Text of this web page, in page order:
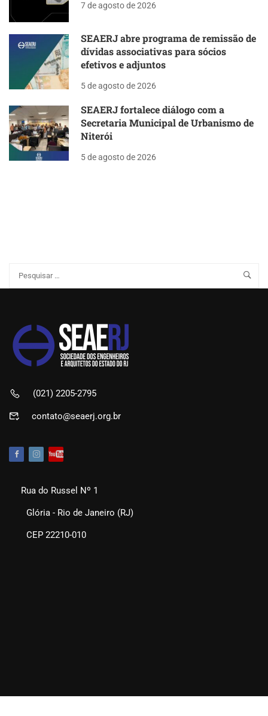
7 de agosto de 2026
SEAERJ abre programa de remissão de
dívidas associativas para sócios
efetivos e adjuntos
5 de agosto de 2026
SEAERJ fortalece diálogo com a
Secretaria Municipal de Urbanismo de
Niterói
5 de agosto de 2026
(021) 2205-2795
contato@seaerj.org.br
Rua do Russel Nº 1
Glória - Rio de Janeiro (RJ)
CEP 22210-010